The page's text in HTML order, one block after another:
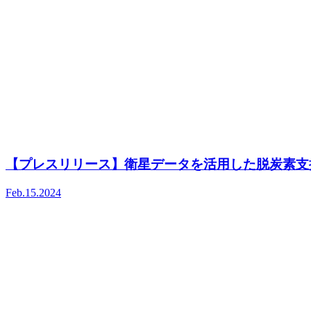
【プレスリリース】衛星データを活用した脱炭素
Feb.15.2024